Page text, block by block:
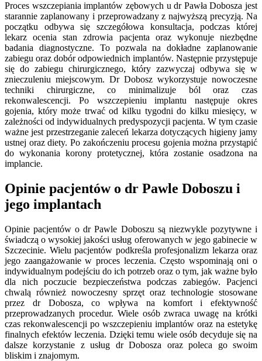
Proces wszczepiania implantów zębowych u dr Pawła Dobosza jest
starannie zaplanowany i przeprowadzany z najwyższą precyzją. Na
początku odbywa się szczegółowa konsultacja, podczas której
lekarz ocenia stan zdrowia pacjenta oraz wykonuje niezbędne
badania diagnostyczne. To pozwala na dokładne zaplanowanie
zabiegu oraz dobór odpowiednich implantów. Następnie przystępuje
się do zabiegu chirurgicznego, który zazwyczaj odbywa się w
znieczuleniu miejscowym. Dr Dobosz wykorzystuje nowoczesne
techniki chirurgiczne, co minimalizuje ból oraz czas
rekonwalescencji. Po wszczepieniu implantu następuje okres
gojenia, który może trwać od kilku tygodni do kilku miesięcy, w
zależności od indywidualnych predyspozycji pacjenta. W tym czasie
ważne jest przestrzeganie zaleceń lekarza dotyczących higieny jamy
ustnej oraz diety. Po zakończeniu procesu gojenia można przystąpić
do wykonania korony protetycznej, która zostanie osadzona na
implancie.
Opinie pacjentów o dr Pawle Doboszu i
jego implantach
Opinie pacjentów o dr Pawle Doboszu są niezwykle pozytywne i
świadczą o wysokiej jakości usług oferowanych w jego gabinecie w
Szczecinie. Wielu pacjentów podkreśla profesjonalizm lekarza oraz
jego zaangażowanie w proces leczenia. Często wspominają oni o
indywidualnym podejściu do ich potrzeb oraz o tym, jak ważne było
dla nich poczucie bezpieczeństwa podczas zabiegów. Pacjenci
chwalą również nowoczesny sprzęt oraz technologie stosowane
przez dr Dobosza, co wpływa na komfort i efektywność
przeprowadzanych procedur. Wiele osób zwraca uwagę na krótki
czas rekonwalescencji po wszczepieniu implantów oraz na estetykę
finalnych efektów leczenia. Dzięki temu wiele osób decyduje się na
dalsze korzystanie z usług dr Dobosza oraz poleca go swoim
bliskim i znajomym.